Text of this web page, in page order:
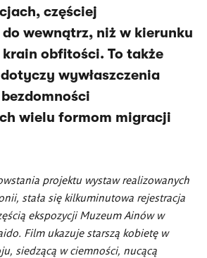
częściej
wewnątrz, niż w kierunku
obfitości. To także
wywłaszczenia
wielu formom migracji
projektu wystaw realizowanych
stała się kilkuminutowa rejestracja
ekspozycji Muzeum Ainów w
Film ukazuje starszą kobietę w
siedzącą w ciemności, nucącą